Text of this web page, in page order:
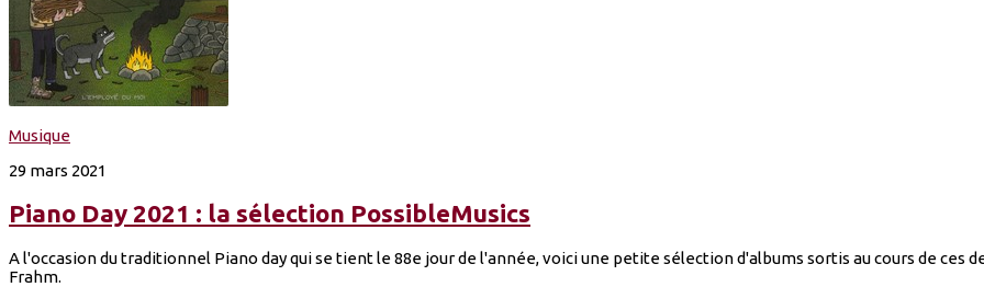
Musique
29 mars 2021
Piano Day 2021 : la sélection PossibleMusics
A l'occasion du traditionnel Piano day qui se tient le 88e jour de l'année, voici une petite sélection d'albums sortis au cours de ces
Frahm.